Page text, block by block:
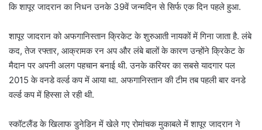
कि शापूर जादरान का निधन उनके 39वें जन्मदिन से सिर्फ एक दिन पहले हुआ.
शापूर जादरान को अफगानिस्तान क्रिकेट के शुरुआती नायकों में गिना जाता है. लंबे
कद, तेज रफ्तार, आक्रामक रन अप और लंबे बालों के कारण उन्होंने क्रिकेट के
मैदान पर अपनी अलग पहचान बनाई थी. उनके करियर का सबसे यादगार पल
2015 के वनडे वर्ल्ड कप में आया था. अफगानिस्तान की टीम तब पहली बार वनडे
वर्ल्ड कप में हिस्सा ले रही थी.
स्कॉटलैंड के खिलाफ डुनेडिन में खेले गए रोमांचक मुकाबले में शापूर जादरान ने